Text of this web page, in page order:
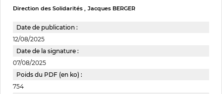
Direction des Solidarités Jacques BERGER
Date de publication :
12/08/2025
Date de la signature :
07/08/2025
Poids du PDF (en ko) :
754